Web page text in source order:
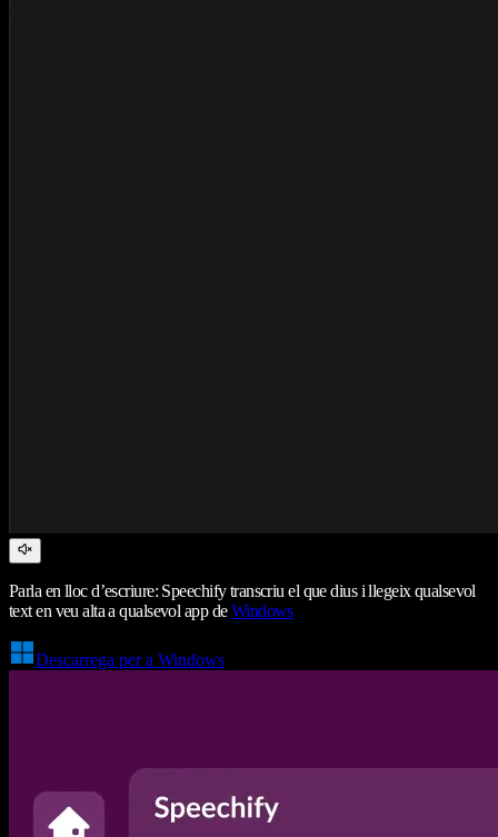
Parla en lloc d’escriure: Speechify transcriu el que dius i llegeix qualsevol
text en veu alta a qualsevol app deWindows
Descarrega per a Windows